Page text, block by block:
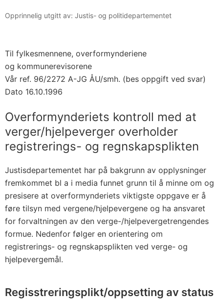
Opprinnelig utgitt av: Justis- og politidepartementet
Til fylkesmennene, overformynderiene
og kommunerevisorene
Vår ref. 96/2272 A-JG ÅU/smh. (bes oppgift ved svar)
Dato 16.10.1996
Overformynderiets kontroll med at
verger/hjelpeverger overholder
registrerings- og regnskapsplikten
Justisdepartementet har på bakgrunn av opplysninger
fremkommet bl a i media funnet grunn til å minne om og
presisere at overformynderiets viktigste oppgave er å
føre tilsyn med vergene/hjelpevergene og ha ansvaret
for forvaltningen av den verge-/hjelpevergetrengendes
formue. Nedenfor følger en orientering om
registrerings- og regnskapsplikten ved verge- og
hjelpevergemål.
Regisstreringsplikt/oppsetting av status